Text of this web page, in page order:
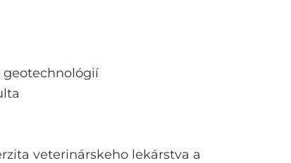
geotechnológií
veterinárskeho lekárstva a